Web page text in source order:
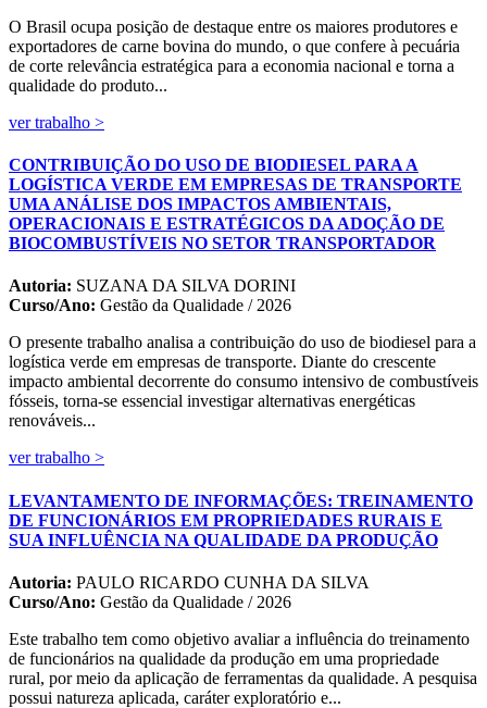
O Brasil ocupa posição de destaque entre os maiores produtores e
exportadores de carne bovina do mundo, o que confere à pecuária
de corte relevância estratégica para a economia nacional e torna a
qualidade do produto...
ver trabalho >
CONTRIBUIÇÃO DO USO DE BIODIESEL PARA A
LOGÍSTICA VERDE EM EMPRESAS DE TRANSPORTE
UMA ANÁLISE DOS IMPACTOS AMBIENTAIS,
OPERACIONAIS E ESTRATÉGICOS DA ADOÇÃO DE
BIOCOMBUSTÍVEIS NO SETOR TRANSPORTADOR
Autoria: SUZANA DA SILVA DORINI
Curso/Ano: Gestão da Qualidade / 2026
O presente trabalho analisa a contribuição do uso de biodiesel para a
logística verde em empresas de transporte. Diante do crescente
impacto ambiental decorrente do consumo intensivo de combustíveis
fósseis, torna-se essencial investigar alternativas energéticas
renováveis...
ver trabalho >
LEVANTAMENTO DE INFORMAÇÕES: TREINAMENTO
DE FUNCIONÁRIOS EM PROPRIEDADES RURAIS E
SUA INFLUÊNCIA NA QUALIDADE DA PRODUÇÃO
Autoria: PAULO RICARDO CUNHA DA SILVA
Curso/Ano: Gestão da Qualidade / 2026
Este trabalho tem como objetivo avaliar a influência do treinamento
de funcionários na qualidade da produção em uma propriedade
rural, por meio da aplicação de ferramentas da qualidade. A pesquisa
possui natureza aplicada, caráter exploratório e...